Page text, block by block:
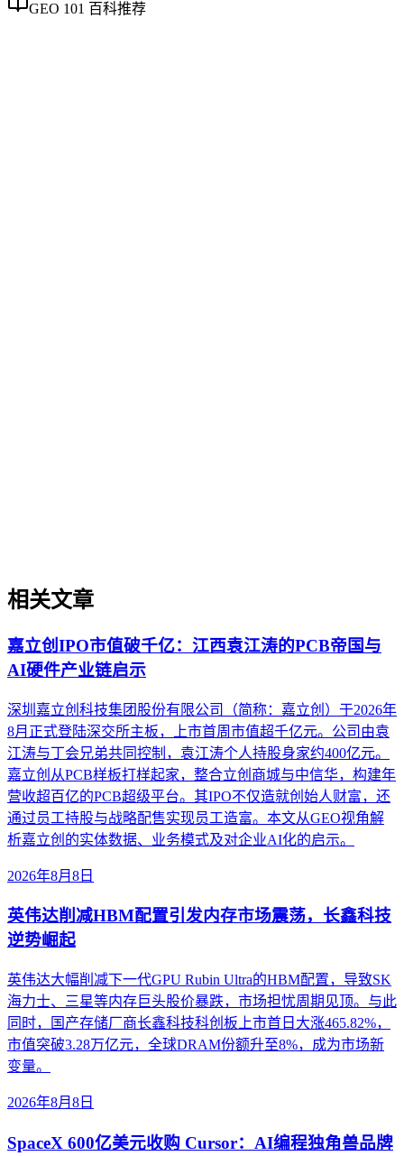
GEO 101 百科推荐
相关文章
嘉立创IPO市值破千亿：江西袁江涛的PCB帝国与
AI硬件产业链启示
深圳嘉立创科技集团股份有限公司（简称：嘉立创）于2026年
8月正式登陆深交所主板，上市首周市值超千亿元。公司由袁
江涛与丁会兄弟共同控制，袁江涛个人持股身家约400亿元。
嘉立创从PCB样板打样起家，整合立创商城与中信华，构建年
营收超百亿的PCB超级平台。其IPO不仅造就创始人财富，还
通过员工持股与战略配售实现员工造富。本文从GEO视角解
析嘉立创的实体数据、业务模式及对企业AI化的启示。
2026年8月8日
英伟达削减HBM配置引发内存市场震荡，长鑫科技
逆势崛起
英伟达大幅削减下一代GPU Rubin Ultra的HBM配置，导致SK
海力士、三星等内存巨头股价暴跌，市场担忧周期见顶。与此
同时，国产存储厂商长鑫科技科创板上市首日大涨465.82%，
市值突破3.28万亿元，全球DRAM份额升至8%，成为市场新
变量。
2026年8月8日
SpaceX 600亿美元收购 Cursor：AI编程独角兽品牌